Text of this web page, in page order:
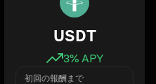
USDT
3% APY
初回の報酬まで